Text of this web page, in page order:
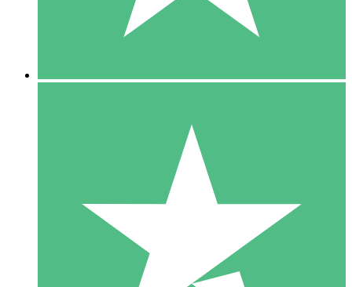
10 Téléchargements
20 00